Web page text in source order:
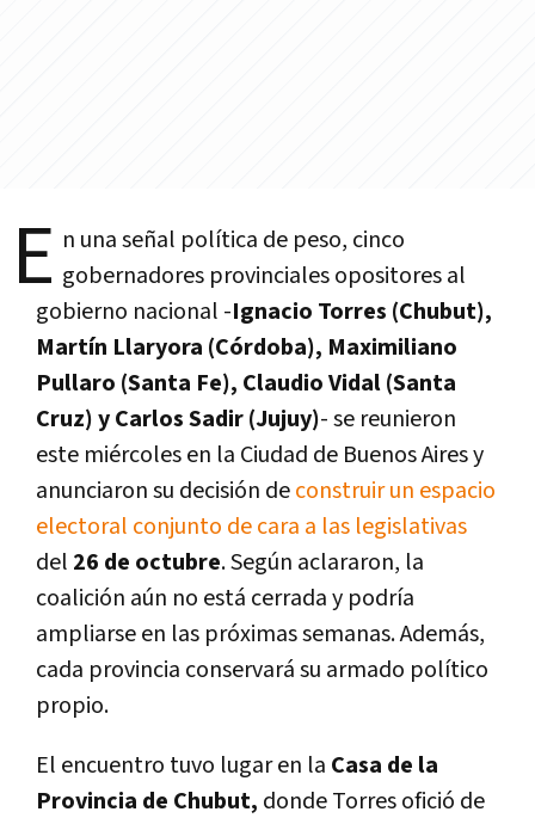
E n una señal política de peso, cinco
gobernadores provinciales opositores al
gobierno nacional -Ignacio Torres (Chubut),
Martín Llaryora (Córdoba), Maximiliano
Pullaro (Santa Fe), Claudio Vidal (Santa
Cruz) y Carlos Sadir (Jujuy)- se reunieron
este miércoles en la Ciudad de Buenos Aires y
anunciaron su decisión deconstruir un espacio
electoral conjunto de cara a las legislativas
del 26 de octubre. Según aclararon, la
coalición aún no está cerrada y podría
ampliarse en las próximas semanas. Además,
cada provincia conservará su armado político
propio.
El encuentro tuvo lugar en la Casa de la
Provincia de Chubut, donde Torres ofició de